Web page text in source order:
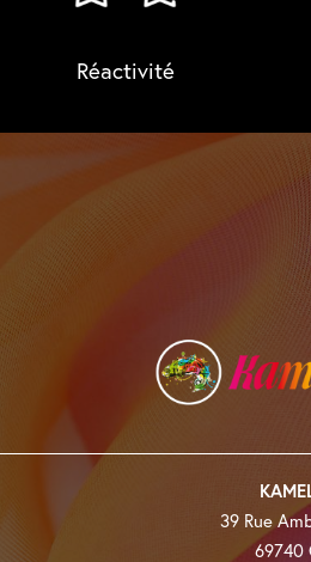
Réactivité
39 Rue
69740